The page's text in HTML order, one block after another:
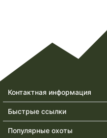
Контактная информация
Быстрые ссылки
Популярные охоты